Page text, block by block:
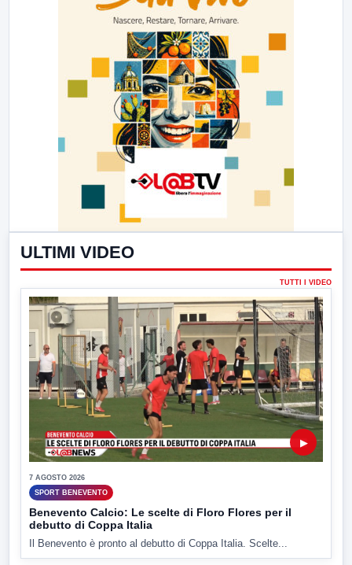
ULTIMI VIDEO
TUTTI I VIDEO
▶
7 AGOSTO 2026
SPORT BENEVENTO
Benevento Calcio: Le scelte di Floro Flores per il
debutto di Coppa Italia
Il Benevento è pronto al debutto di Coppa Italia. Scelte...